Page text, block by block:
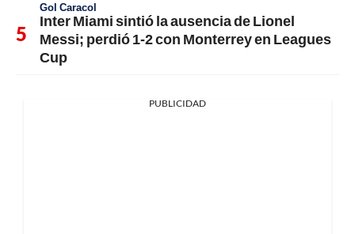
Gol Caracol
Inter Miami sintió la ausencia de Lionel
Messi; perdió 1-2 con Monterrey en Leagues
Cup
PUBLICIDAD